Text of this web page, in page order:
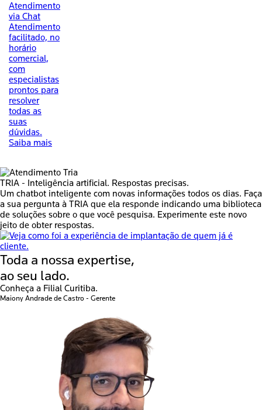
Atendimento
via Chat
Atendimento
facilitado, no
horário
comercial,
com
especialistas
prontos para
resolver
todas as
suas
dúvidas.
Saiba mais
TRIA - Inteligência artificial. Respostas precisas.
Um chatbot inteligente com novas informações todos os dias. Faça
a sua pergunta à TRIA que ela responde indicando uma biblioteca
de soluções sobre o que você pesquisa. Experimente este novo
jeito de obter respostas.
Toda a nossa expertise,
ao seu lado.
Conheça a Filial Curitiba.
Maiony Andrade de Castro - Gerente